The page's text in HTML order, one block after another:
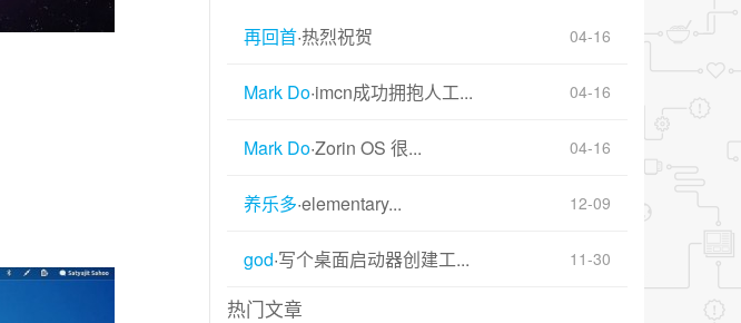
再回首·热烈祝贺 04-16
Mark Do·imcn成功拥抱人工... 04-16
Mark Do·Zorin OS 很... 04-16
养乐多·elementary... 12-09
god·写个桌面启动器创建工... 11-30
热门文章